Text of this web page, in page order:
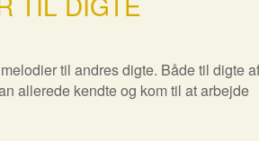
til andres digte. Både til digte af
allerede kendte og kom til at arbejde